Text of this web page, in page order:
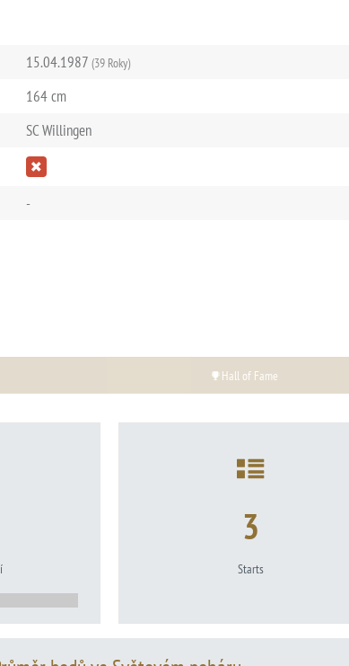
15.04.1987 (39 Roky)
164 cm
SC Willingen
-
Hall of Fame
3
Starts